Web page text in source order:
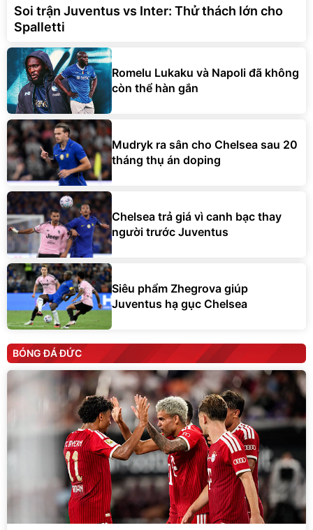
Soi trận Juventus vs Inter: Thử thách lớn cho
Spalletti
Romelu Lukaku và Napoli đã không
còn thể hàn gắn
Mudryk ra sân cho Chelsea sau 20
tháng thụ án doping
Chelsea trả giá vì canh bạc thay
người trước Juventus
Siêu phẩm Zhegrova giúp
Juventus hạ gục Chelsea
BÓNG ĐÁ ĐỨC